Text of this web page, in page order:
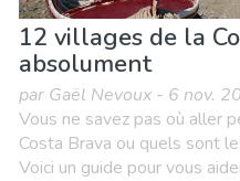
12 villages de la
absolument
par Gaël Nevoux - 6 nov.
Vous ne savez pas où aller
Costa Brava ou quels sont
Voici un guide pour vous